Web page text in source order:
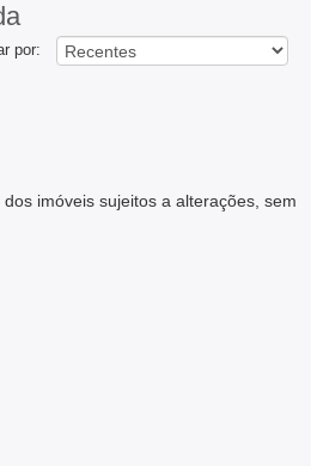
por:
imóveis sujeitos a alterações, sem